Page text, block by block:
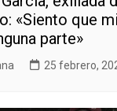
«Siento que
parte»
25 febrero,